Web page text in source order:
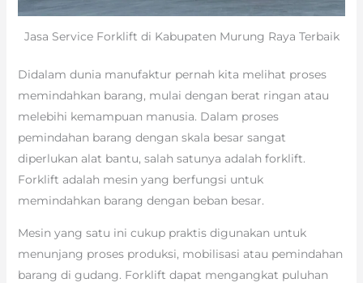
Jasa Service Forklift di Kabupaten Murung Raya Terbaik
Didalam dunia manufaktur pernah kita melihat proses
memindahkan barang, mulai dengan berat ringan atau
melebihi kemampuan manusia. Dalam proses
pemindahan barang dengan skala besar sangat
diperlukan alat bantu, salah satunya adalah forklift.
Forklift adalah mesin yang berfungsi untuk
memindahkan barang dengan beban besar.
Mesin yang satu ini cukup praktis digunakan untuk
menunjang proses produksi, mobilisasi atau pemindahan
barang di gudang. Forklift dapat mengangkat puluhan